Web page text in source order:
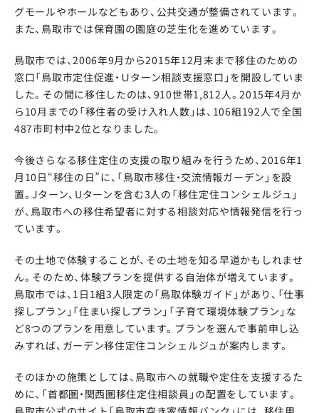
グモールやホールなどもあり、公共交通が整備されています。
また、鳥取市では保育園の園庭の芝生化を進めています。
鳥取市では、2006年9月から2015年12月末まで移住のための
窓口「鳥取市定住促進・Ｕターン相談支援窓口」を開設していま
した。その間に移住したのは、910世帯1,812人。2015年4月か
ら10月までの「移住者の受け入れ人数」は、106組192人で全国
487市町村中2位となりました。
今後さらなる移住定住の支援の取り組みを行うため、2016年1
月10日“移住の日”に、「鳥取市移住・交流情報ガーデン」を設
置。Jターン、Uターンを含む3人の「移住定住コンシェルジュ」
が、鳥取市への移住希望者に対する相談対応や情報発信を行っ
ています。
その土地で体験することが、その土地を知る早道かもしれませ
ん。そのため、体験プランを提供する自治体が増えています。
鳥取市では、1日1組3人限定の「鳥取体験ガイド」があり、「仕事
探しプラン」「住まい探しプラン」「子育て環境体験プラン」な
ど8つのプランを用意しています。プランを選んで事前申し込
みすれば、ガーデン移住定住コンシェルジュが案内します。
そのほかの施策としては、鳥取市への就職や定住を支援するた
めに、「首都圏・関西圏移住定住相談員」の配置をしています。